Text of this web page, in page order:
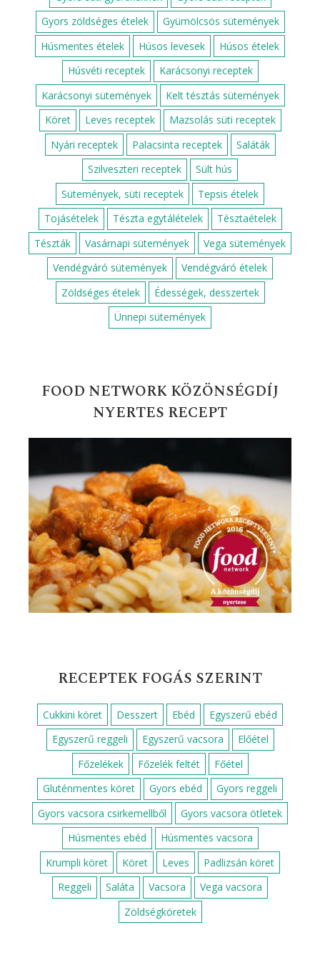
Gyors zöldséges ételek
Gyümölcsös sütemények
Húsmentes ételek
Húsos levesek
Húsos ételek
Húsvéti receptek
Karácsonyi receptek
Karácsonyi sütemények
Kelt tésztás sütemények
Köret
Leves receptek
Mazsolás süti receptek
Nyári receptek
Palacsinta receptek
Saláták
Szilveszteri receptek
Sült hús
Sütemények, süti receptek
Tepsis ételek
Tojásételek
Tészta egytálételek
Tésztaételek
Tészták
Vasárnapi sütemények
Vega sütemények
Vendégváró sütemények
Vendégváró ételek
Zöldséges ételek
Édességek, desszertek
Ünnepi sütemények
FOOD NETWORK KÖZÖNSÉGDÍJ
NYERTES RECEPT
RECEPTEK FOGÁS SZERINT
Cukkini köret Desszert Ebéd
Egyszerű ebéd
Egyszerű reggeli
Egyszerű vacsora
Előétel
Főzelékek
Főzelék feltét
Főétel
Gluténmentes köret
Gyors ebéd
Gyors reggeli
Gyors vacsora csirkemellből
Gyors vacsora ötletek
Húsmentes ebéd
Húsmentes vacsora
Krumpli köret
Köret Leves
Padlizsán köret
Reggeli
Saláta Vacsora
Vega vacsora
Zöldségköretek